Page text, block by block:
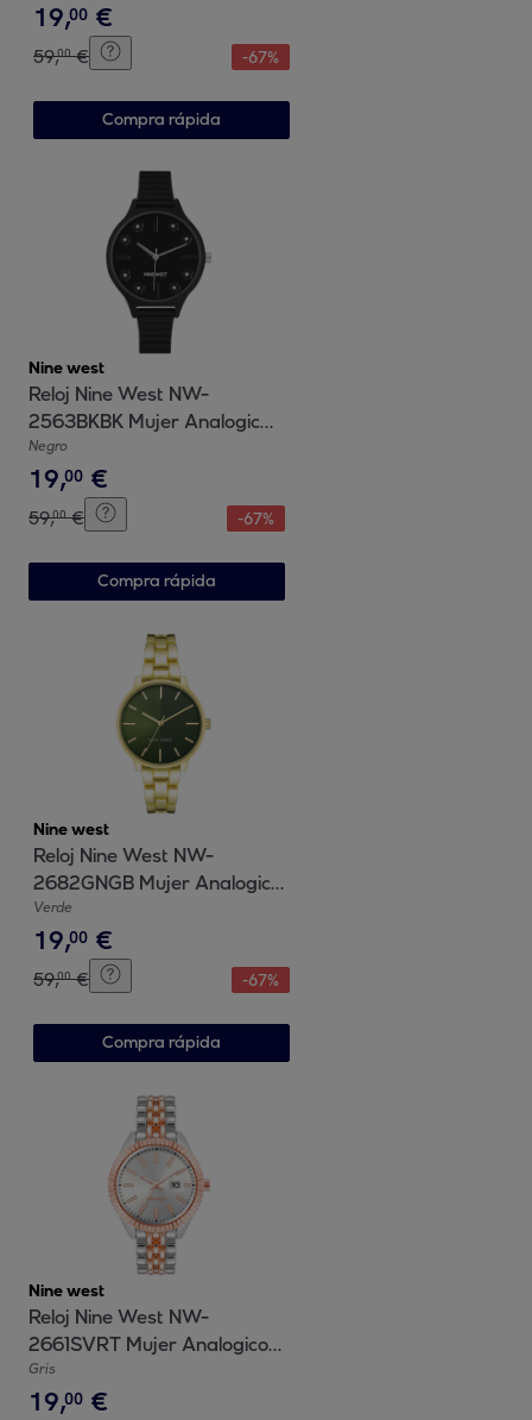
19,00 €
59,00 € -67%
Compra rápida
Nine west
Reloj Nine West NW-
2563BKBK Mujer Analogico
Cuarzo con Correa de
Plastico
Negro
19,00 €
59,00 € -67%
Compra rápida
Nine west
Reloj Nine West NW-
2682GNGB Mujer Analogico
Cuarzo con Correa de Metal
Verde
19,00 €
59,00 € -67%
Compra rápida
Nine west
Reloj Nine West NW-
2661SVRT Mujer Analogico
Cuarzo con Correa de Metal
Gris
19,00 €